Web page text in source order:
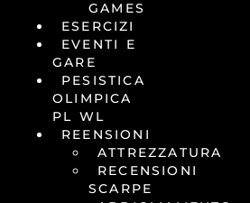
GAMES
ESERCIZI
EVENTI E
GARE
PESISTICA
OLIMPICA
PL WL
REENSIONI
ATTREZZATURA
RECENSIONI
SCARPE